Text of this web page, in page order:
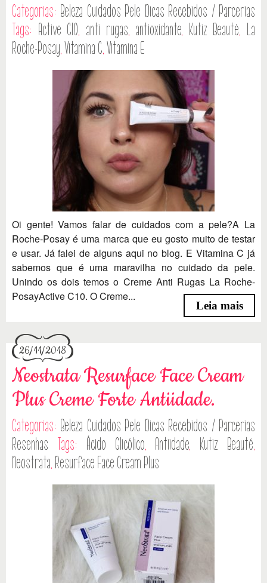
Categorias: Beleza Cuidados Pele Dicas Recebidos / Parcerias
Tags: Active C10, anti rugas, antioxidante, Kutiz Beauté, La
Roche-Posay,Vitamina C,Vitamina E
Oi gente! Vamos falar de cuidados com a pele?A La
Roche-Posay é uma marca que eu gosto muito de testar
e usar. Já falei de alguns aqui no blog. E Vitamina C já
sabemos que é uma maravilha no cuidado da pele.
Unindo os dois temos o Creme Anti Rugas La Roche-
PosayActive C10. O Creme...
Leia mais
26/11/2018
Neostrata Resurface Face Cream
Plus Creme Forte Antiidade.
Categorias: Beleza Cuidados Pele Dicas Recebidos / Parcerias
Resenhas Tags: Ácido Glicólico, Antiidade, Kutiz Beauté,
Neostrata, Resurface Face Cream Plus